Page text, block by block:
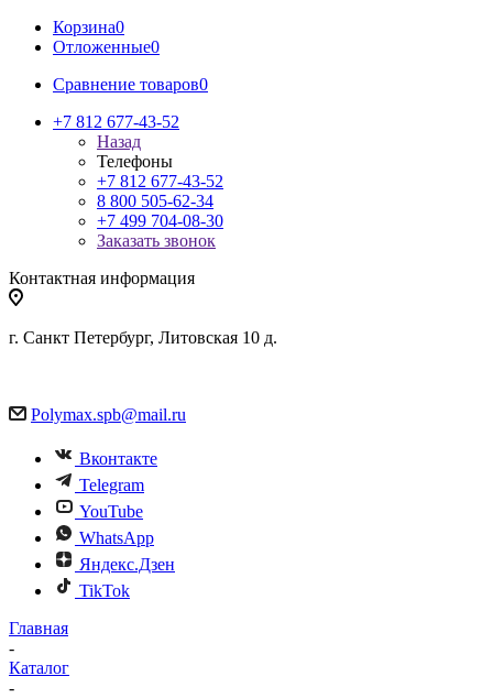
Корзина0
Отложенные0
Сравнение товаров0
+7 812 677-43-52
Назад
Телефоны
+7 812 677-43-52
8 800 505-62-34
+7 499 704-08-30
Заказать звонок
Контактная информация
г. Санкт Петербург, Литовская 10 д.
Polymax.spb@mail.ru
Вконтакте
Telegram
YouTube
WhatsApp
Яндекс.Дзен
TikTok
Главная
-
Каталог
-